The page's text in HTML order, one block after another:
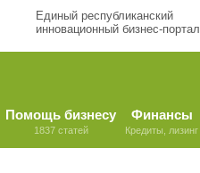
Единый республиканский
инновационный бизнес-портал
Помощь бизнесу
1837 статей
Финансы
Кредиты, лизинг